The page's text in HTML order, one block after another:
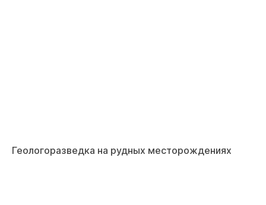
Геологоразведка на рудных месторождениях